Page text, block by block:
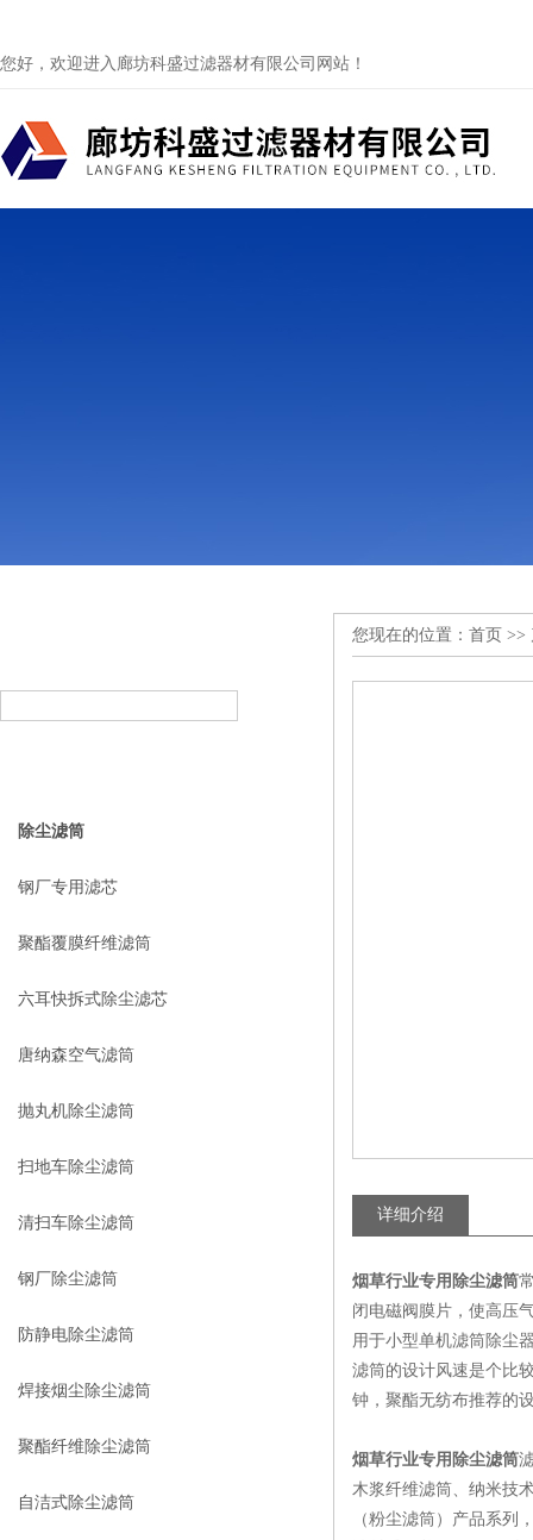
您好，欢迎进入廊坊科盛过滤器材有限公司网站！
除尘滤筒
钢厂专用滤芯
聚酯覆膜纤维滤筒
六耳快拆式除尘滤芯
唐纳森空气滤筒
抛丸机除尘滤筒
扫地车除尘滤筒
清扫车除尘滤筒
钢厂除尘滤筒
防静电除尘滤筒
焊接烟尘除尘滤筒
聚酯纤维除尘滤筒
自洁式除尘滤筒
您现在的位置： 首页 >>
详细介绍
烟草行业专用除尘滤筒
闭电磁阀膜片，使高压
用于小型单机滤筒除尘
滤筒的设计风速是个比
钟，聚酯无纺布推荐的
烟草行业专用除尘滤筒
木浆纤维滤筒、纳米技
（粉尘滤筒）产品系列